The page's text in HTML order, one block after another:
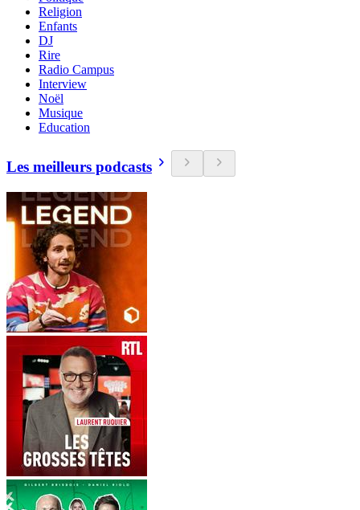
Religion
Enfants
DJ
Rire
Radio Campus
Interview
Noël
Musique
Education
Les meilleurs podcasts